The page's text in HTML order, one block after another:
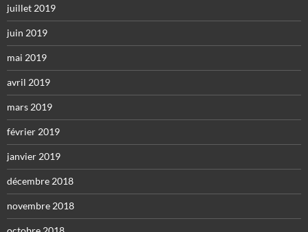
juillet 2019
juin 2019
mai 2019
avril 2019
mars 2019
février 2019
janvier 2019
décembre 2018
novembre 2018